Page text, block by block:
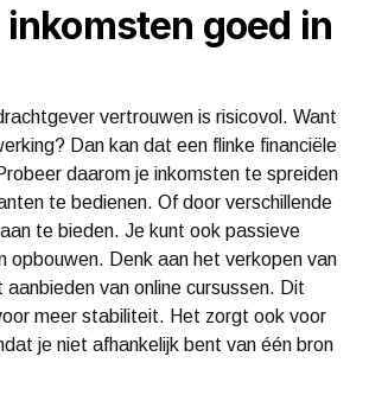
inkomsten goed in
vertrouwen is risicovol. Want
Dan kan dat een flinke financiële
daarom je inkomsten te spreiden
te bedienen. Of door verschillende
te bieden. Je kunt ook passieve
opbouwen. Denk aan het verkopen van
van online cursussen. Dit
meer stabiliteit. Het zorgt ook voor
je niet afhankelijk bent van één bron